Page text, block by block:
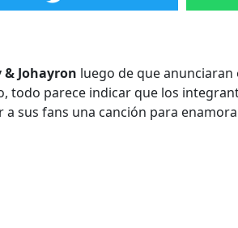
& Johayron luego de que
todo parece indicar que los
sus fans una canción para